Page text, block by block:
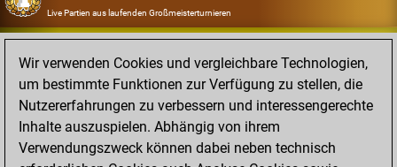
Live Partien aus laufenden Großmeisterturnieren
OPENINGS
Erfassen und Üben Sie Ihr Eröffnungsrepertoire
DATABASE
Acht Millionen starke Partien
MYGAMES
Speichern und analysieren Sie eigene Partien in der Cloud
Wir verwenden Cookies und vergleichbare Technologien,
um bestimmte Funktionen zur Verfügung zu stellen, die
Nutzererfahrungen zu verbessern und interessengerechte
Inhalte auszuspielen. Abhängig von ihrem
Verwendungszweck können dabei neben technisch